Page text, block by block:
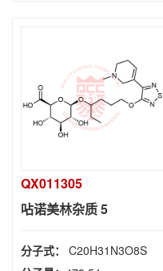
QX011305
呫诺美林杂质 5
分子式： C20H31N3O8S